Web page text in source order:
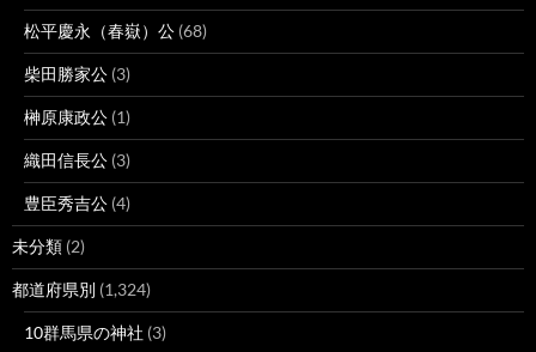
松平慶永（春嶽）公 (68)
柴田勝家公 (3)
榊原康政公 (1)
織田信長公 (3)
豊臣秀吉公 (4)
未分類 (2)
都道府県別 (1,324)
10群馬県の神社 (3)